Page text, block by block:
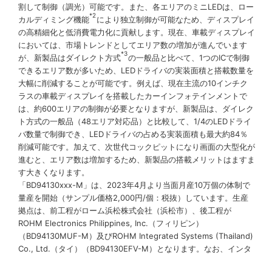
割して制御（調光）可能です。また、各エリアのミニLEDは、ロー
カルディミング機能*2により独立制御が可能なため、ディスプレイ
の高精細化と低消費電力化に貢献します。現在、車載ディスプレイ
においては、市場トレンドとしてエリア数の増加が進んでいます
が、新製品はダイレクト方式*3の一般品と比べて、1つのICで制御
できるエリア数が多いため、LEDドライバの実装面積と搭載数量を
大幅に削減することが可能です。例えば、現在主流の10インチク
ラスの車載ディスプレイを搭載したカーインフォテインメントで
は、約600エリアの制御が必要となりますが、新製品は、ダイレク
ト方式の一般品（48エリア対応品）と比較して、1/4のLEDドライ
バ数量で制御でき、LEDドライバの占める実装面積も最大約84％
削減可能です。加えて、次世代コックピットになり画面の大型化が
進むと、エリア数は増加するため、新製品の搭載メリットはますま
す大きくなります。
「BD94130xxx-M」は、2023年4月より当面月産10万個の体制で
量産を開始（サンプル価格2,000円/個：税抜）しています。生産
拠点は、前工程がローム浜松株式会社（浜松市）、後工程が
ROHM Electronics Philippines, Inc.（フィリピン）
（BD94130MUF-M）及びROHM Integrated Systems (Thailand)
Co., Ltd.（タイ）（BD94130EFV-M）となります。なお、インタ